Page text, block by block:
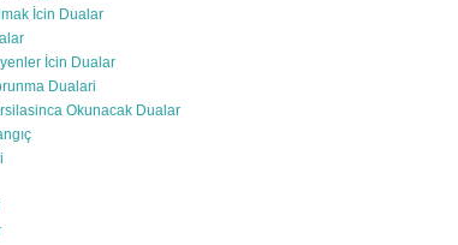
İcin Dualar
İcin Dualar
Dualari
Okunacak Dualar